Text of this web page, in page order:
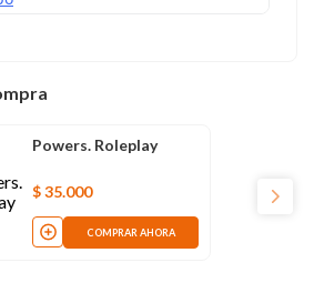
Powers. Roleplay
$35.000
COMPRAR AHORA